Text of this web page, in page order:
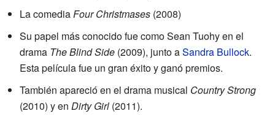
La comediaFour Christmases (2008)
Su papel más conocido fue como Sean Tuohy en el
drama The Blind Side (2009), junto aSandra Bullock.
Esta película fue un gran éxito y ganó premios.
También apareció en el drama musical Country Strong
(2010) y en Dirty Girl (2011).